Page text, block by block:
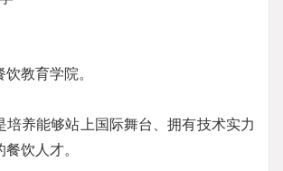
教育学院。
培养能够站上国际舞台、拥有技术实力
饮人才。